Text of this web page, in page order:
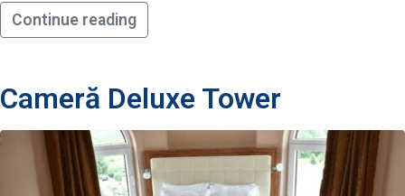
Continue reading
Cameră Deluxe Tower